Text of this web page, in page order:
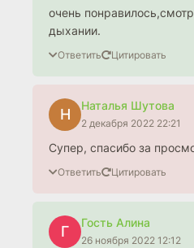
очень
дыхании.
Ответить Цитировать
Н
Наталья Шутова
2 декабря 2022 22:21
Супер, спасибо за
Ответить Цитировать
Г
Гость Алина
26 ноября 2022 12:12